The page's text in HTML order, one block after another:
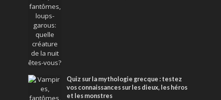
Quiz sur la mythologie grecque : testez
vos connaissances sur les dieux, les héros
et les monstres